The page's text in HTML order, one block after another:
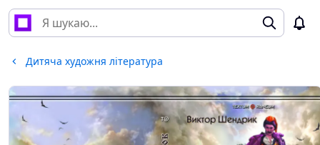
Дитяча художня література